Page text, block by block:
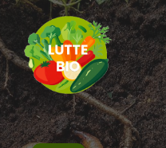
Aller
contenu